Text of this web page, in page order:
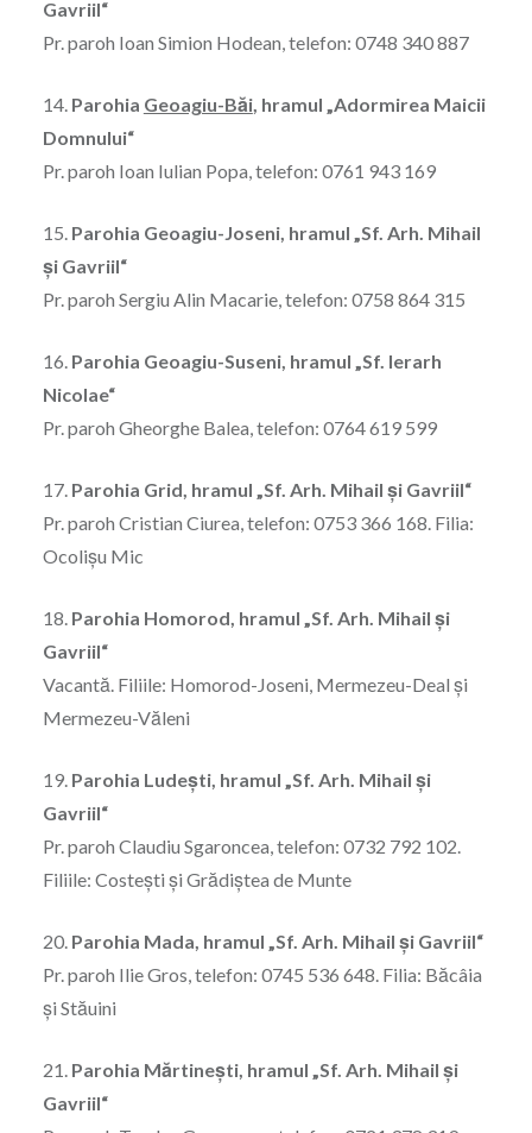
Gavriil“
Pr. paroh Ioan Simion Hodean, telefon: 0748 340 887
14. Parohia Geoagiu-Băi, hramul „Adormirea Maicii
Domnului“
Pr. paroh Ioan Iulian Popa, telefon: 0761 943 169
15. Parohia Geoagiu-Joseni, hramul „Sf. Arh. Mihail
şi Gavriil“
Pr. paroh Sergiu Alin Macarie, telefon: 0758 864 315
16. Parohia Geoagiu-Suseni, hramul „Sf. Ierarh
Nicolae“
Pr. paroh Gheorghe Balea, telefon: 0764 619 599
17. Parohia Grid, hramul „Sf. Arh. Mihail şi Gavriil“
Pr. paroh Cristian Ciurea, telefon: 0753 366 168. Filia:
Ocolişu Mic
18. Parohia Homorod, hramul „Sf. Arh. Mihail şi
Gavriil“
Vacantă. Filiile: Homorod-Joseni, Mermezeu-Deal şi
Mermezeu-Văleni
19. Parohia Ludeşti, hramul „Sf. Arh. Mihail şi
Gavriil“
Pr. paroh Claudiu Sgaroncea, telefon: 0732 792 102.
Filiile: Costeşti şi Grădiştea de Munte
20. Parohia Mada, hramul „Sf. Arh. Mihail şi Gavriil“
Pr. paroh Ilie Gros, telefon: 0745 536 648. Filia: Băcâia
și Stăuini
21. Parohia Mărtineşti, hramul „Sf. Arh. Mihail şi
Gavriil“